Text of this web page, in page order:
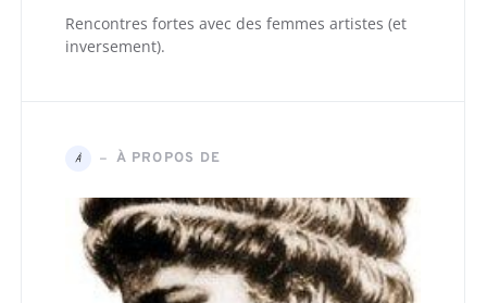
Rencontres fortes avec des femmes artistes (et
inversement).
À À PROPOS DE